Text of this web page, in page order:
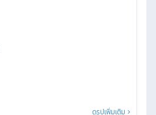
ดูรูปเพิ่มเติม